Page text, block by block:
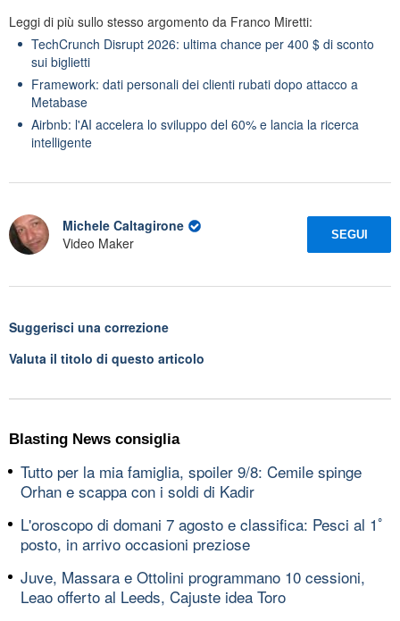
Leggi di più sullo stesso argomento da Franco Miretti:
TechCrunch Disrupt 2026: ultima chance per 400 $ di sconto
sui biglietti
Framework: dati personali dei clienti rubati dopo attacco a
Metabase
Airbnb: l'AI accelera lo sviluppo del 60% e lancia la ricerca
intelligente
Michele Caltagirone
Video Maker
SEGUI
Suggerisci una correzione
Valuta il titolo di questo articolo
Blasting News consiglia
Tutto per la mia famiglia, spoiler 9/8: Cemile spinge
Orhan e scappa con i soldi di Kadir
L'oroscopo di domani 7 agosto e classifica: Pesci al 1ﾟ
posto, in arrivo occasioni preziose
Juve, Massara e Ottolini programmano 10 cessioni,
Leao offerto al Leeds, Cajuste idea Toro